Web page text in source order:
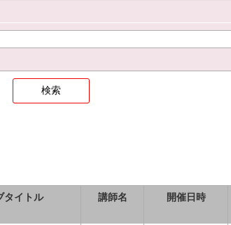
タイトル 講師名 開催日時